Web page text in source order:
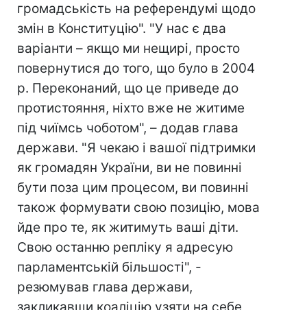
громадськість на референдумі щодо
змін в Конституцію". "У нас є два
варіанти – якщо ми нещирі, просто
повернутися до того, що було в 2004
р. Переконаний, що це приведе до
протистояння, ніхто вже не житиме
під чиїмсь чоботом", – додав глава
держави. "Я чекаю і вашої підтримки
як громадян України, ви не повинні
бути поза цим процесом, ви повинні
також формувати свою позицію, мова
йде про те, як житимуть ваші діти.
Свою останню репліку я адресую
парламентській більшості", -
резюмував глава держави,